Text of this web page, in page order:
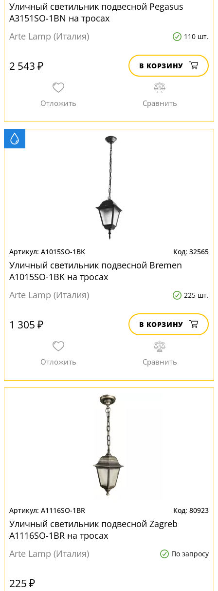
Уличный светильник подвесной Pegasus
A3151SO-1BN на тросах
Arte Lamp (Италия)
110 шт.
2 543 ₽ В КОРЗИНУ
A1015SO-1BK 32565
Уличный светильник подвесной Bremen
A1015SO-1BK на тросах
Arte Lamp (Италия)
225 шт.
1 305 ₽ В КОРЗИНУ
A1116SO-1BR 80923
Уличный светильник подвесной Zagreb
A1116SO-1BR на тросах
Arte Lamp (Италия)
По запросу
225 ₽